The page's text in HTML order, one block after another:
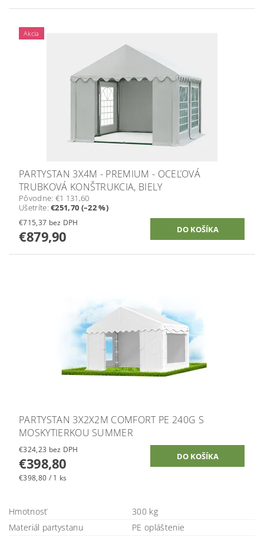
Akcia
PARTYSTAN 3X4M - PREMIUM - OCEĽOVÁ
TRUBKOVÁ KONŠTRUKCIA, BIELY
Pôvodne: €1 131,60
Ušetríte:€251,70 (–22 %)
€715,37 bez DPH
€879,90
PARTYSTAN 3X2X2M COMFORT PE 240G S
MOSKYTIERKOU SUMMER
€324,23 bez DPH
€398,80
€398,80 / 1 ks
Hmotnosť
300 kg
Materiál partystanu
PE opláštenie